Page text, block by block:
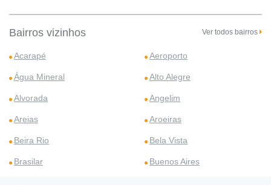
Bairros vizinhos Ver todos bairros
Acarapé Aeroporto
Água Mineral Alto Alegre
Alvorada Angelim
Areias Aroeiras
Beira Rio Bela Vista
Brasilar Buenos Aires